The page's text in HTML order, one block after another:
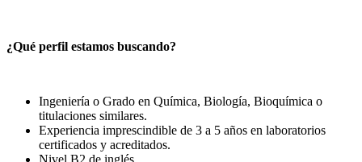
¿Qué perfil estamos buscando?
Ingeniería o Grado en Química, Biología, Bioquímica o
titulaciones similares.
Experiencia imprescindible de 3 a 5 años en laboratorios
certificados y acreditados.
Nivel B2 de inglés.